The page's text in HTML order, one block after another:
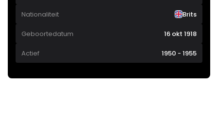
Nationaliteit Brits
Geboortedatum 16 okt 1918
Actief 1950 - 1955